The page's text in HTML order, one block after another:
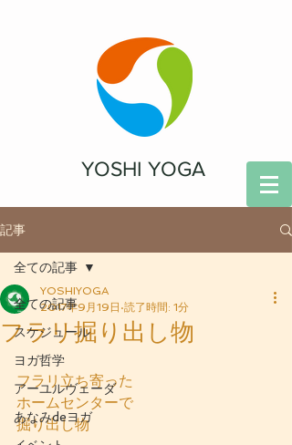
YOSHI YOGA
記事
全ての記事
スケジュール
ヨガ哲学
アーユルヴェーダ
あなみdeヨガ
全ての記事
フラリ掘り出し物
YOSHIYOGA
2017年9月19日 読了時間: 1分
フラリ立ち寄った
ホームセンターで
掘り出し物